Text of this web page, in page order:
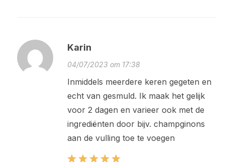
Karin
04/07/2023 om 17:38
Inmiddels meerdere keren gegeten en
echt van gesmuld. Ik maak het gelijk
voor 2 dagen en varieer ook met de
ingrediënten door bijv. champginons
aan de vulling toe te voegen